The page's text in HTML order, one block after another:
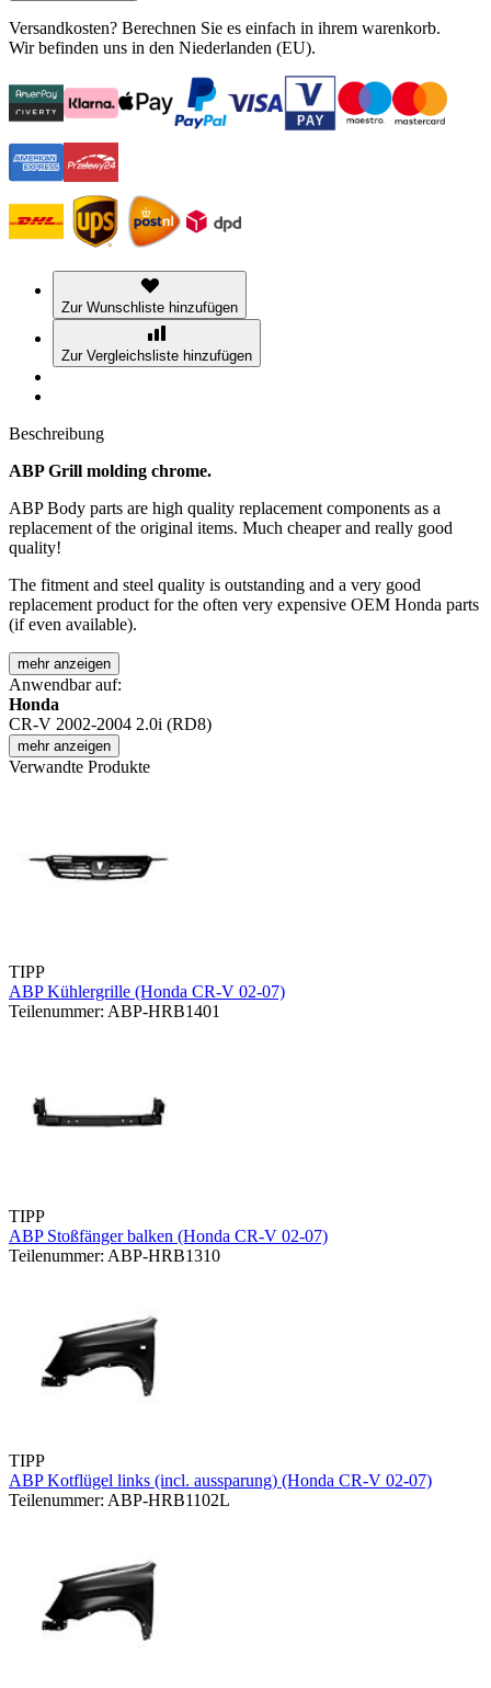
Versandkosten? Berechnen Sie es einfach in ihrem warenkorb.
Wir befinden uns in den Niederlanden (EU).
Zur Wunschliste hinzufügen
Zur Vergleichsliste hinzufügen
Beschreibung
ABP Grill molding chrome.
ABP Body parts are high quality replacement components as a
replacement of the original items. Much cheaper and really good
quality!
The fitment and steel quality is outstanding and a very good
replacement product for the often very expensive OEM Honda parts
(if even available).
mehr anzeigen
Anwendbar auf:
Honda
CR-V 2002-2004 2.0i (RD8)
mehr anzeigen
Verwandte Produkte
TIPP
ABP Kühlergrille (Honda CR-V 02-07)
Teilenummer: ABP-HRB1401
TIPP
ABP Stoßfänger balken (Honda CR-V 02-07)
Teilenummer: ABP-HRB1310
TIPP
ABP Kotflügel links (incl. aussparung) (Honda CR-V 02-07)
Teilenummer: ABP-HRB1102L